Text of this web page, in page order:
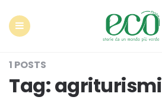
1 POSTS
Tag:agriturismi